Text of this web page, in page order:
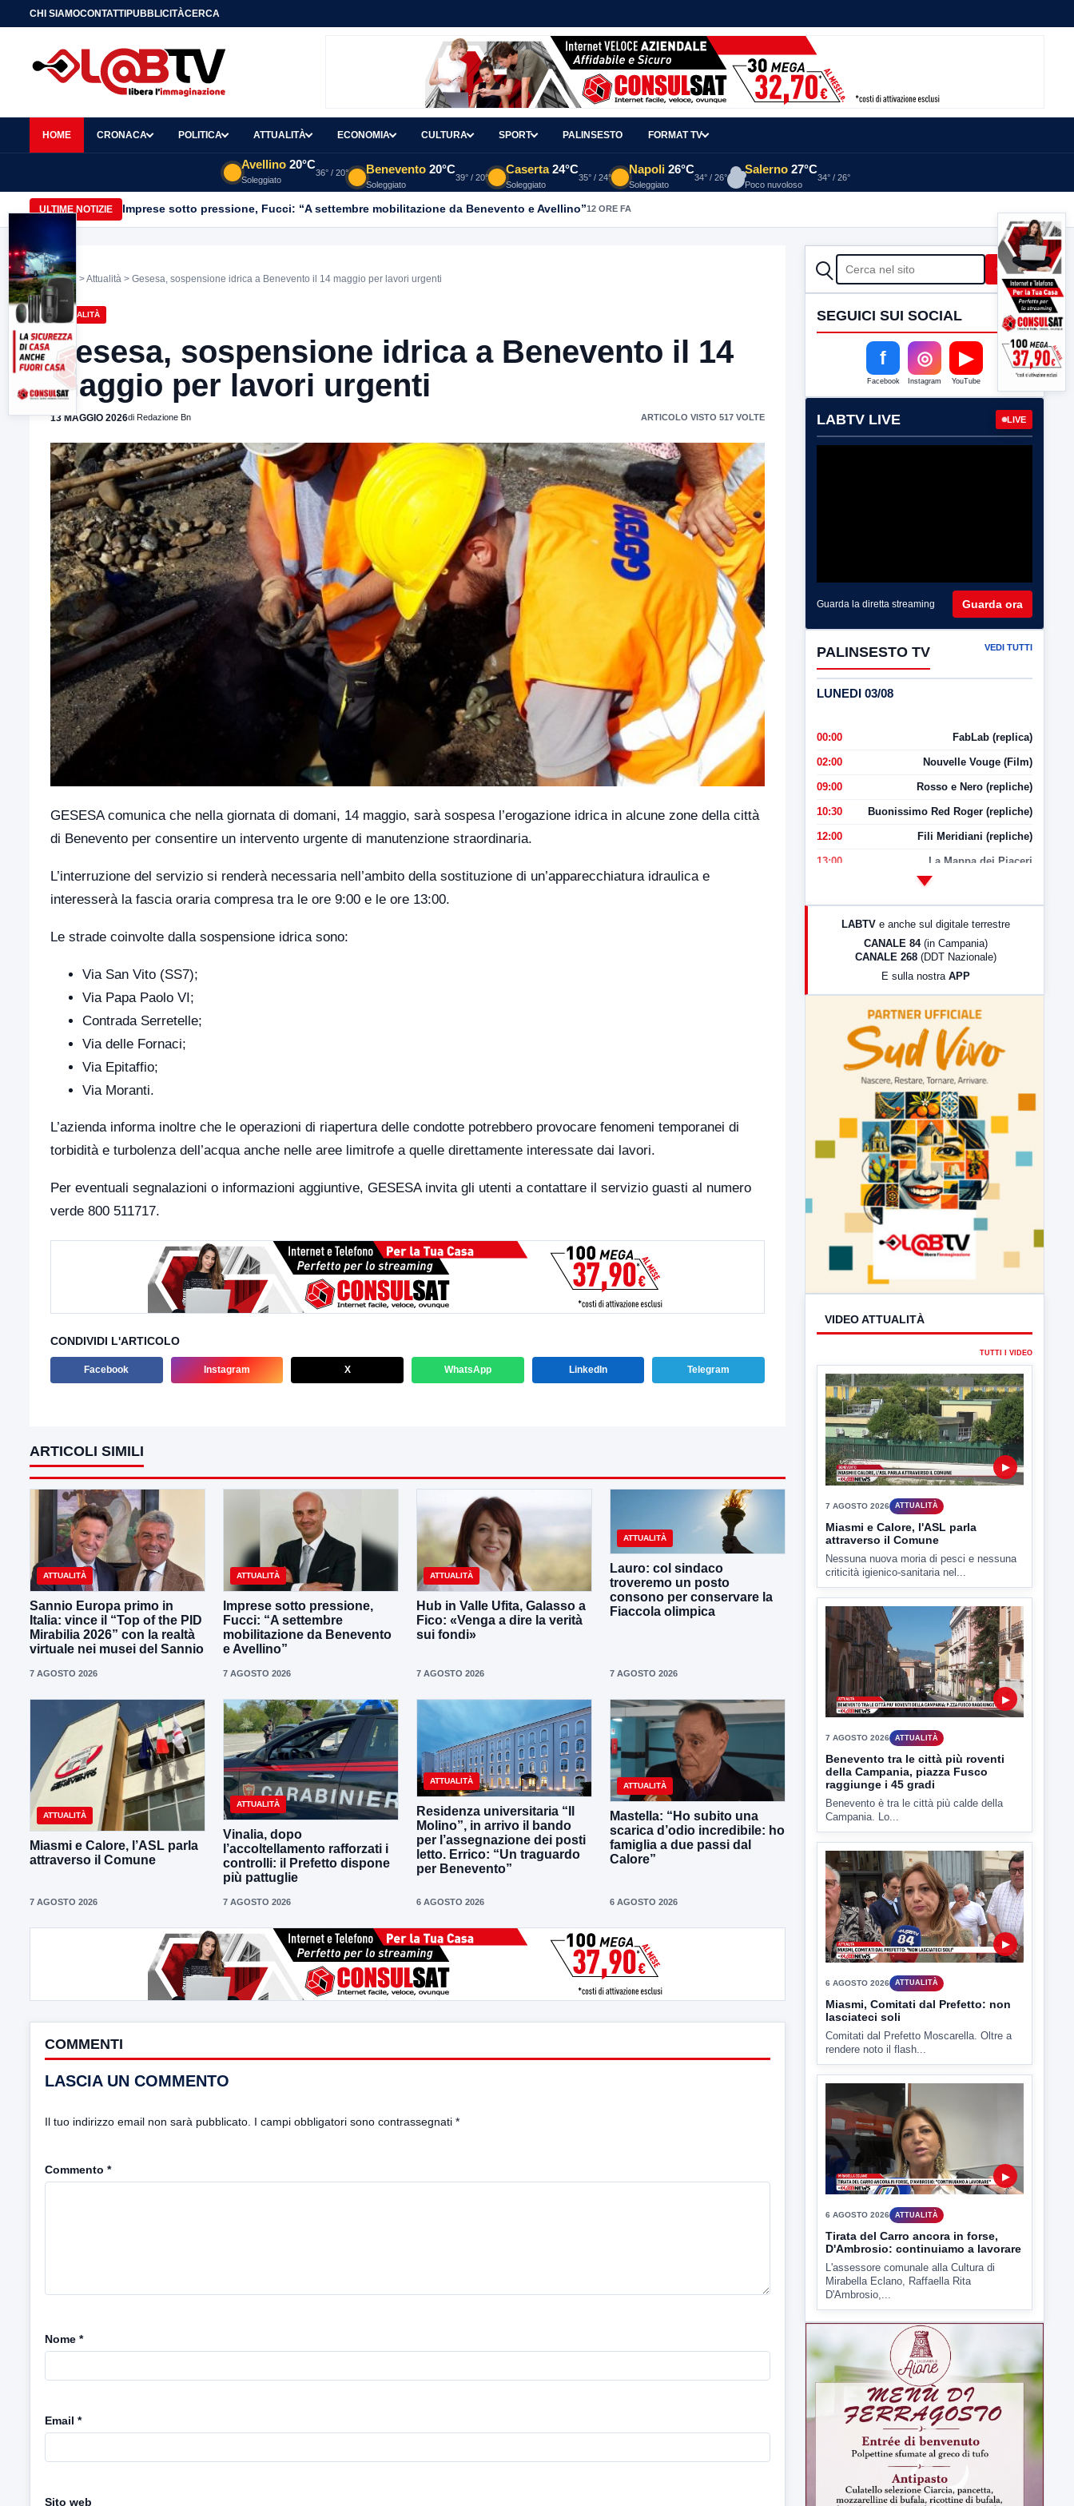
CHI SIAMOCONTATTIPUBBLICITÀCERCA
HOME CRONACA POLITICA ATTUALITÀ ECONOMIA CULTURA SPORT PALINSESTO FORMAT TV
Avellino 20°C
Soleggiato
36° / 20° Benevento 20°C
Soleggiato
39° / 20°
Caserta 24°C
Soleggiato
35° / 24°
Napoli 26°C
Soleggiato
34° / 26°
Salerno 27°C
Poco nuvoloso
34° / 26°
ULTIME NOTIZIE Imprese sotto pressione, Fucci: “A settembre mobilitazione da Benevento e Avellino”12 ORE FA
Home >Attualità > Gesesa, sospensione idrica a Benevento il 14 maggio per lavori urgenti
ATTUALITÀ
Gesesa, sospensione idrica a Benevento il 14
maggio per lavori urgenti
13 MAGGIO 2026di Redazione Bn ARTICOLO VISTO 517 VOLTE
GESESA comunica che nella giornata di domani, 14 maggio, sarà sospesa l’erogazione idrica in alcune zone della città
di Benevento per consentire un intervento urgente di manutenzione straordinaria.
L’interruzione del servizio si renderà necessaria nell’ambito della sostituzione di un’apparecchiatura idraulica e
interesserà la fascia oraria compresa tra le ore 9:00 e le ore 13:00.
Le strade coinvolte dalla sospensione idrica sono:
Via San Vito (SS7);
Via Papa Paolo VI;
Contrada Serretelle;
Via delle Fornaci;
Via Epitaffio;
Via Moranti.
L’azienda informa inoltre che le operazioni di riapertura delle condotte potrebbero provocare fenomeni temporanei di
torbidità e turbolenza dell’acqua anche nelle aree limitrofe a quelle direttamente interessate dai lavori.
Per eventuali segnalazioni o informazioni aggiuntive, GESESA invita gli utenti a contattare il servizio guasti al numero
verde 800 511717.
CONDIVIDI L'ARTICOLO
Facebook Instagram X WhatsApp LinkedIn Telegram
ARTICOLI SIMILI
ATTUALITÀ
Sannio Europa primo in
Italia: vince il “Top of the PID
Mirabilia 2026” con la realtà
virtuale nei musei del Sannio
7 AGOSTO 2026
ATTUALITÀ
Imprese sotto pressione,
Fucci: “A settembre
mobilitazione da Benevento
e Avellino”
7 AGOSTO 2026
ATTUALITÀ
Hub in Valle Ufita, Galasso a
Fico: «Venga a dire la verità
sui fondi»
7 AGOSTO 2026
ATTUALITÀ
Lauro: col sindaco
troveremo un posto
consono per conservare la
Fiaccola olimpica
7 AGOSTO 2026
ATTUALITÀ
Miasmi e Calore, l’ASL parla
attraverso il Comune
7 AGOSTO 2026
ATTUALITÀ
Vinalia, dopo
l’accoltellamento rafforzati i
controlli: il Prefetto dispone
più pattuglie
7 AGOSTO 2026
ATTUALITÀ
Residenza universitaria “Il
Molino”, in arrivo il bando
per l’assegnazione dei posti
letto. Errico: “Un traguardo
per Benevento”
6 AGOSTO 2026
ATTUALITÀ
Mastella: “Ho subito una
scarica d’odio incredibile: ho
famiglia a due passi dal
Calore”
6 AGOSTO 2026
COMMENTI
LASCIA UN COMMENTO
Il tuo indirizzo email non sarà pubblicato. I campi obbligatori sono contrassegnati *
Commento *
Nome *
Email *
Sito web
CERCA Cerca
SEGUICI SUI SOCIAL
f
Facebook
◎
Instagram
▶
YouTube
LABTV LIVE LIVE
Guarda la diretta streaming Guarda ora
PALINSESTO TV VEDI TUTTI
LUNEDI 03/08
00:00 FabLab (replica)
02:00 Nouvelle Vouge (Film)
09:00 Rosso e Nero (repliche)
10:30 Buonissimo Red Roger (repliche)
12:00 Fili Meridiani (repliche)
13:00 La Mappa dei Piaceri
LabNews (Diretta)
LabNews (replica)
LABTV e anche sul digitale terrestre
CANALE 84 (in Campania)
CANALE 268 (DDT Nazionale)
E sulla nostra APP
VIDEO ATTUALITÀ
TUTTI I VIDEO
▶
7 AGOSTO 2026 ATTUALITÀ
Miasmi e Calore, l'ASL parla
attraverso il Comune
Nessuna nuova moria di pesci e nessuna
criticità igienico-sanitaria nel...
▶
7 AGOSTO 2026 ATTUALITÀ
Benevento tra le città più roventi
della Campania, piazza Fusco
raggiunge i 45 gradi
Benevento è tra le città più calde della
Campania. Lo...
▶
6 AGOSTO 2026 ATTUALITÀ
Miasmi, Comitati dal Prefetto: non
lasciateci soli
Comitati dal Prefetto Moscarella. Oltre a
rendere noto il flash...
▶
6 AGOSTO 2026 ATTUALITÀ
Tirata del Carro ancora in forse,
D'Ambrosio: continuiamo a lavorare
L'assessore comunale alla Cultura di
Mirabella Eclano, Raffaella Rita
D'Ambrosio,...